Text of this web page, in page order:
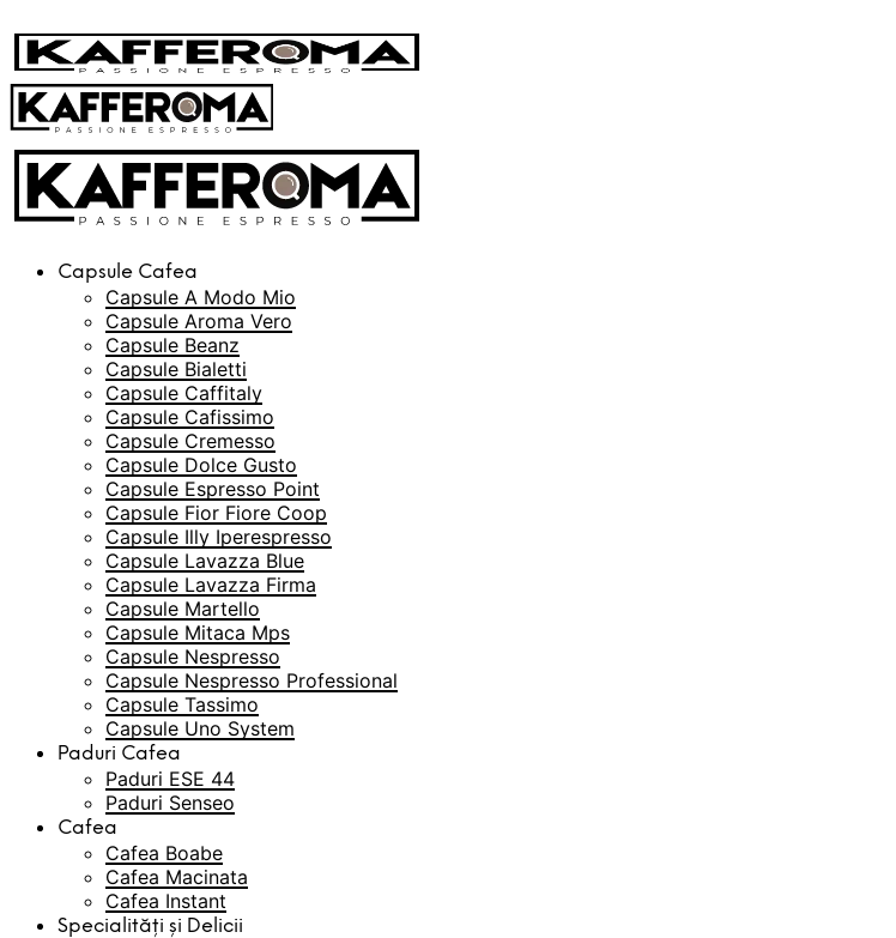
Capsule Cafea
Capsule A Modo Mio
Capsule Aroma Vero
Capsule Beanz
Capsule Bialetti
Capsule Caffitaly
Capsule Cafissimo
Capsule Cremesso
Capsule Dolce Gusto
Capsule Espresso Point
Capsule Fior Fiore Coop
Capsule Illy Iperespresso
Capsule Lavazza Blue
Capsule Lavazza Firma
Capsule Martello
Capsule Mitaca Mps
Capsule Nespresso
Capsule Nespresso Professional
Capsule Tassimo
Capsule Uno System
Paduri Cafea
Paduri ESE 44
Paduri Senseo
Cafea
Cafea Boabe
Cafea Macinata
Cafea Instant
Specialități și Delicii